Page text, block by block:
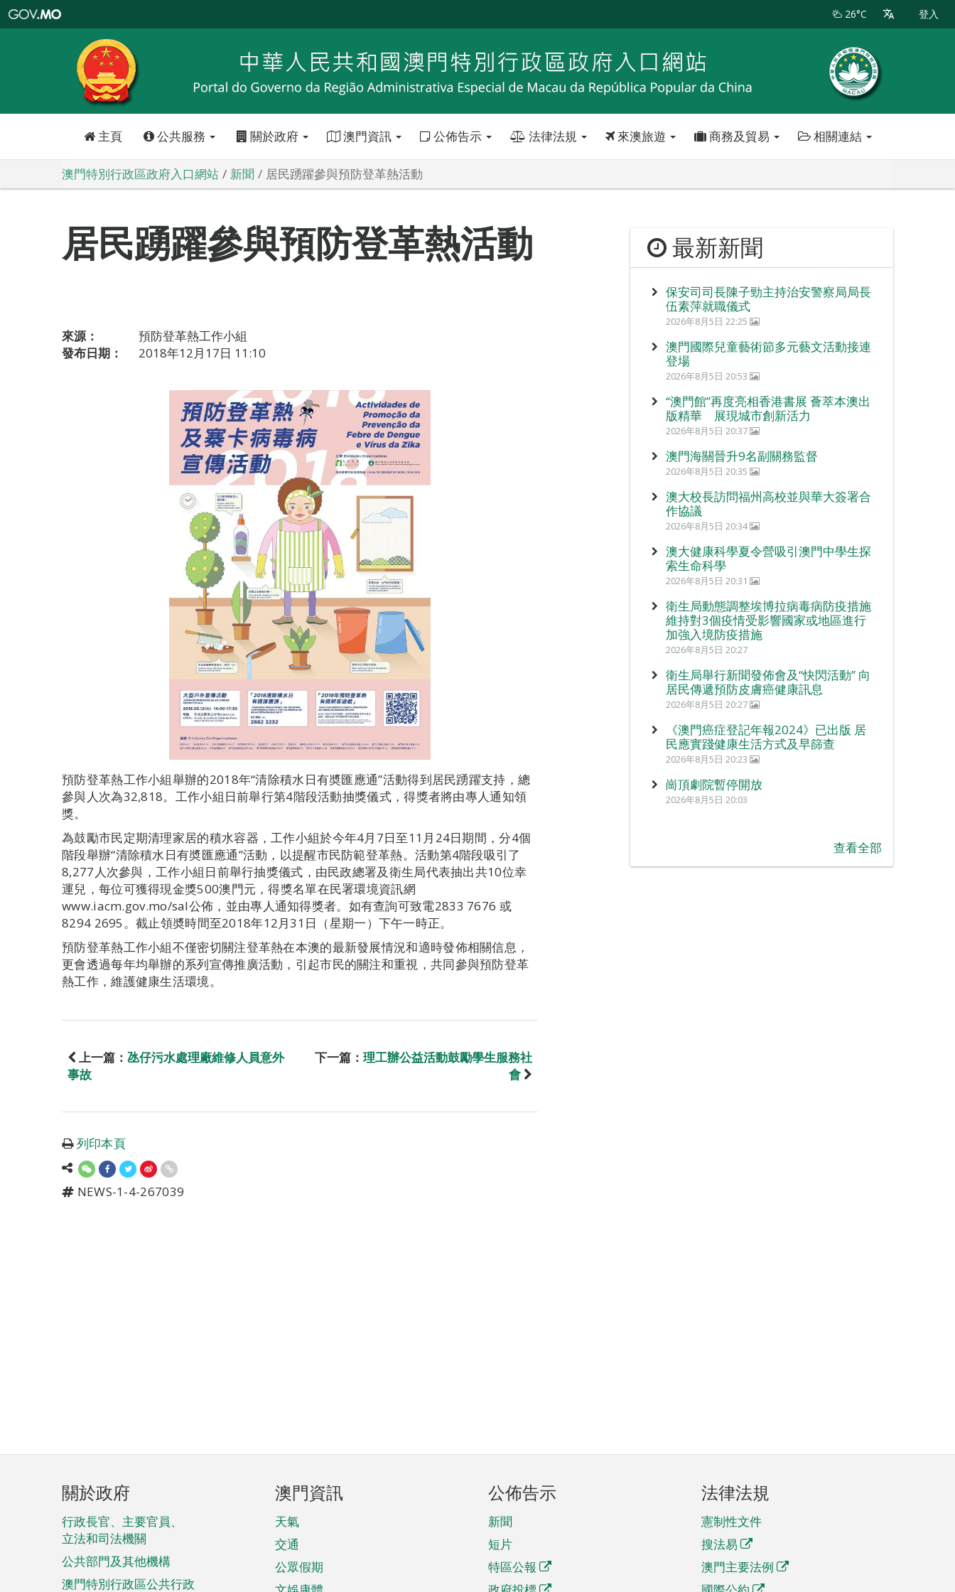
特
政
區
政
口
26°C 登入
主頁 公共服務 關於政府 澳門資訊 公佈告示 法律法規 來澳旅遊 商務及貿易 相關連結
澳門特別行政區政府入口網站 新聞 居民踴躍參與預防登革熱活動
居民踴躍參與預防登革熱活動
來源：
預防登革熱工作小組
發布日期：
2018年12月17日 11:10
預防登革熱工作小組舉辦的2018年“清除積水日有奬匯應通”活動得到居民踴躍支持，總
參與人次為32,818。工作小組日前舉行第4階段活動抽獎儀式，得獎者將由專人通知領
獎。
為鼓勵市民定期清理家居的積水容器，工作小組於今年4月7日至11月24日期間，分4個
階段舉辦“清除積水日有奬匯應通”活動，以提醒市民防範登革熱。活動第4階段吸引了
8,277人次參與，工作小組日前舉行抽獎儀式，由民政總署及衛生局代表抽出共10位幸
運兒，每位可獲得現金獎500澳門元，得獎名單在民署環境資訊網
www.iacm.gov.mo/sal公佈，並由專人通知得獎者。如有查詢可致電2833 7676 或
8294 2695。截止領奬時間至2018年12月31日（星期一）下午一時正。
預防登革熱工作小組不僅密切關注登革熱在本澳的最新發展情況和適時發佈相關信息，
更會透過每年均舉辦的系列宣傳推廣活動，引起市民的關注和重視，共同參與預防登革
熱工作，維護健康生活環境。
上一篇： 氹仔污水處理廠維修人員意外
事故
下一篇： 理工辦公益活動鼓勵學生服務社
會
列印本頁
NEWS-1-4-267039
最新新聞
保安司司長陳子勁主持治安警察局局長
伍素萍就職儀式
2026年8月5日 22:25
澳門國際兒童藝術節多元藝文活動接連
登場
2026年8月5日 20:53
“澳門館”再度亮相香港書展 薈萃本澳出
版精華 展現城市創新活力
2026年8月5日 20:37
澳門海關晉升9名副關務監督
2026年8月5日 20:35
澳大校長訪問福州高校並與華大簽署合
作協議
2026年8月5日 20:34
澳大健康科學夏令營吸引澳門中學生探
索生命科學
2026年8月5日 20:31
衛生局動態調整埃博拉病毒病防疫措施
維持對3個疫情受影響國家或地區進行
加強入境防疫措施
2026年8月5日 20:27
衛生局舉行新聞發佈會及“快閃活動” 向
居民傳遞預防皮膚癌健康訊息
2026年8月5日 20:27
《澳門癌症登記年報2024》已出版 居
民應實踐健康生活方式及早篩查
2026年8月5日 20:23
崗頂劇院暫停開放
2026年8月5日 20:03
查看全部
頁
腳
菜
單
關於政府
行政長官、主要官員、
立法和司法機關
公共部門及其他機構
澳門特別行政區公共行政
澳門資訊
天氣
交通
公眾假期
公佈告示
新聞
短片
特區公報
法律法規
憲制性文件
搜法易
澳門主要法例